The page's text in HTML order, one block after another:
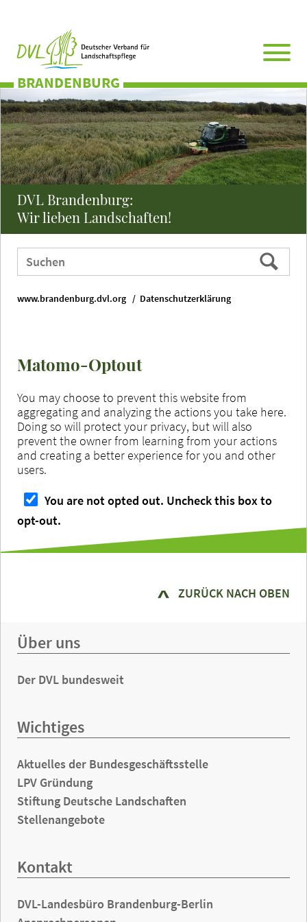
BRANDENBURG
DVL Brandenburg:
Wir lieben Landschaften!
Webauftritt
durchsuchen
Suchen
www.brandenburg.dvl.org Datenschutzerklärung
Matomo-Optout
You may choose to prevent this website from
aggregating and analyzing the actions you take here.
Doing so will protect your privacy, but will also
prevent the owner from learning from your actions
and creating a better experience for you and other
users.
You are not opted out. Uncheck this box to
opt-out.
ZURÜCK NACH OBEN
Über uns
Der DVL bundesweit
Wichtiges
Aktuelles der Bundesgeschäftsstelle
LPV Gründung
Stiftung Deutsche Landschaften
Stellenangebote
Kontakt
DVL-Landesbüro Brandenburg-Berlin